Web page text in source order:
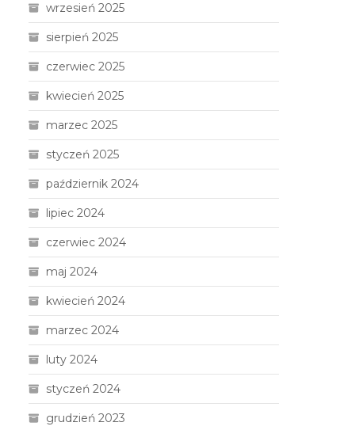
wrzesień 2025
sierpień 2025
czerwiec 2025
kwiecień 2025
marzec 2025
styczeń 2025
październik 2024
lipiec 2024
czerwiec 2024
maj 2024
kwiecień 2024
marzec 2024
luty 2024
styczeń 2024
grudzień 2023